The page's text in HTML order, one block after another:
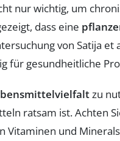
nur wichtig, um
dass eine
von Satija
für gesundheitliche
zu
ratsam ist. Achten
Vitaminen und